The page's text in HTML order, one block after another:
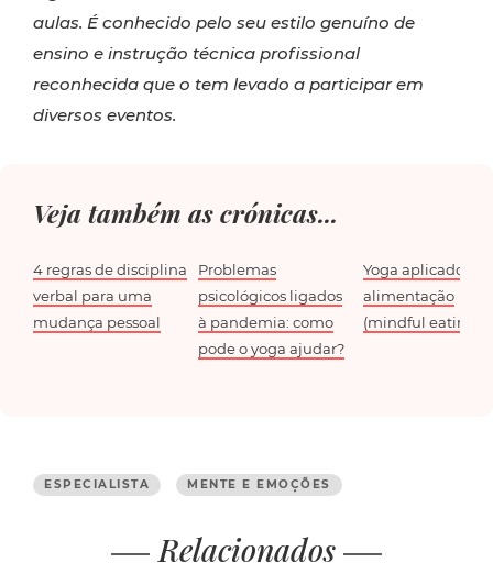
aulas. É conhecido pelo seu estilo genuíno de
ensino e instrução técnica profissional
reconhecida que o tem levado a participar em
diversos eventos.
Veja também as crónicas...
4 regras de disciplina
verbal para uma
mudança pessoal
Problemas
psicológicos ligados
à pandemia: como
pode o yoga ajudar?
Yoga aplicado à
alimentação
(mindful eating)
ESPECIALISTA MENTE E EMOÇÕES
Relacionados